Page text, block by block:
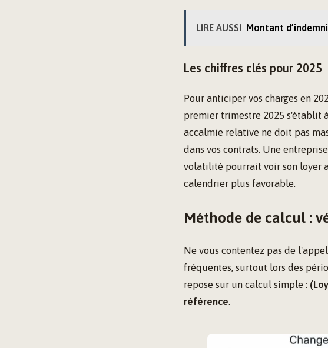
LIRE AUSSI Montant
Les chiffres clés pour 2025
Pour anticiper vos charges en
premier trimestre 2025 s'établit
accalmie relative ne doit pas
dans vos contrats. Une
volatilité pourrait voir son loyer
calendrier plus favorable.
Méthode de calcul :
Ne vous contentez pas de
fréquentes, surtout lors des
repose sur un calcul simple :
référence.